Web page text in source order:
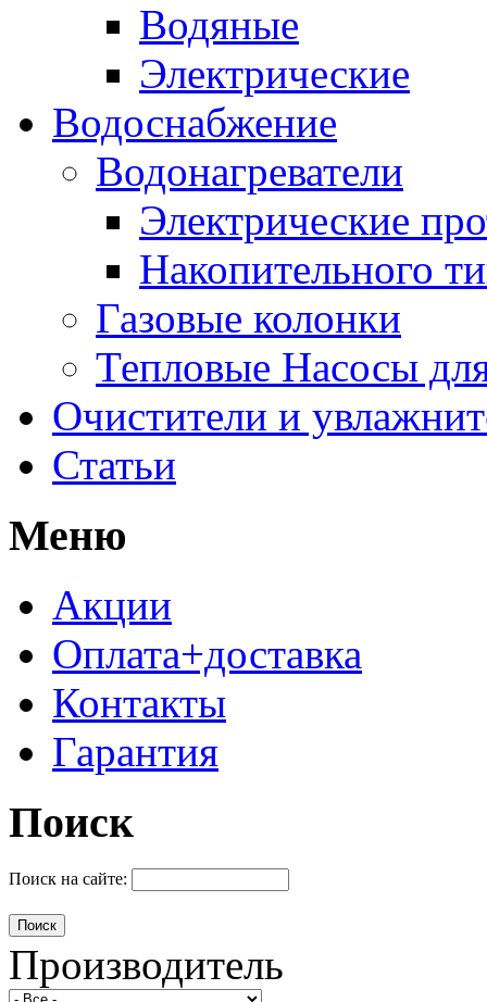
Водяные
Электрические
Водоснабжение
Водонагреватели
Электрические
Накопительного
Газовые колонки
Тепловые Насосы
Очистители и
Статьи
Меню
Акции
Оплата+доставка
Контакты
Гарантия
Поиск
Поиск на сайте:
Производитель